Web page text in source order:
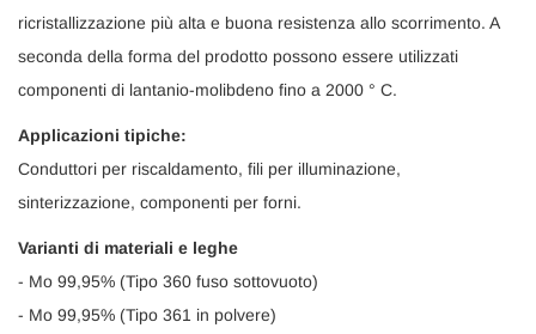
ricristallizzazione più alta e buona resistenza allo scorrimento. A
seconda della forma del prodotto possono essere utilizzati
componenti di lantanio-molibdeno fino a 2000 ° C.
Applicazioni tipiche:
Conduttori per riscaldamento, fili per illuminazione,
sinterizzazione, componenti per forni.
Varianti di materiali e leghe
- Mo 99,95% (Tipo 360 fuso sottovuoto)
- Mo 99,95% (Tipo 361 in polvere)